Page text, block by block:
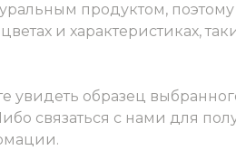
продуктом, поэтому
и характеристиках,
увидеть образец
связаться с нами для